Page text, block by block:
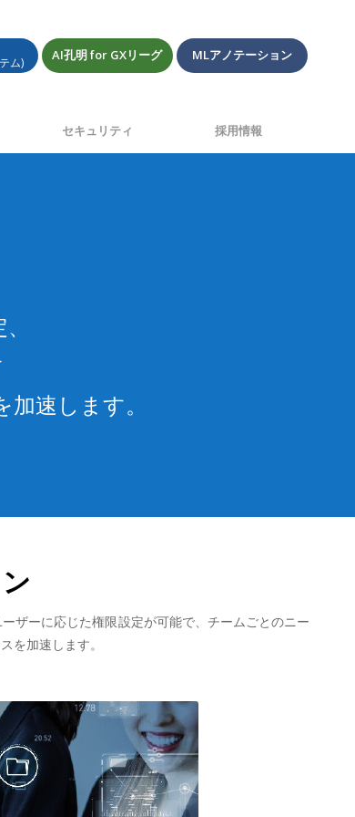
ム) AI孔明 for GXリーグ MLアノテーション
セキュリティ 採用情報
速します。
ザーに応じた権限設定が可能で、チームごとのニー
を加速します。